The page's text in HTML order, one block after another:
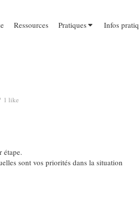
Ressources Pratiques Infos
1 like
étape.
sont vos priorités dans la situation